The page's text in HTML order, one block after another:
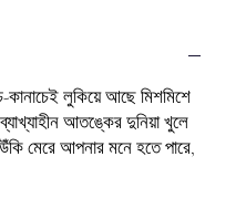
লুকিয়ে আছে মিশমিশে
আতঙ্কের দুনিয়া খুলে
মেরে আপনার মনে হতে পারে,